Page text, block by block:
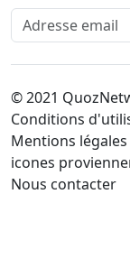
Adresse email
© 2021
Conditions
Mentions
icones
Nous contacter